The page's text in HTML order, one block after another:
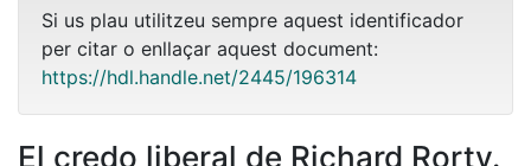
Si us plau utilitzeu sempre aquest identificador
per citar o enllaçar aquest document:
https://hdl.handle.net/2445/196314
El credo liberal de Richard Rorty.